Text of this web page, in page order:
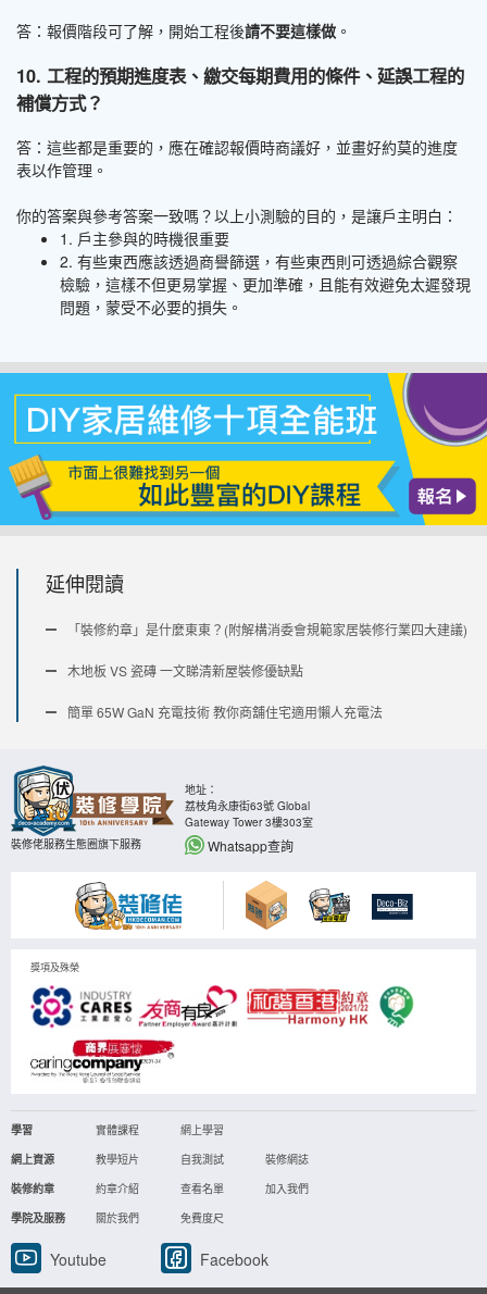
答：報價階段可了解，開始工程後請不要這樣做 。
10. 工程的預期進度表、繳交每期費用的條件、延誤工程的
補償方式？
答：這些都是重要的，應在確認報價時商議好，並畫好約莫的進度
表以作管理。
你的答案與參考答案一致嗎？以上小測驗的目的，是讓戶主明白：
1. 戶主參與的時機很重要
2. 有些東西應該透過商譽篩選，有些東西則可透過綜合觀察
檢驗，這樣不但更易掌握、更加準確，且能有效避免太遲發現
問題，蒙受不必要的損失。
延伸閱讀
「裝修約章」是什麼東東？(附解構消委會規範家居裝修行業四大建議)
木地板 VS 瓷磚 一文睇清新屋裝修優缺點
簡單 65W GaN 充電技術 教你商舖住宅適用懶人充電法
裝修佬服務生態圈旗下服務
地址：
荔枝角永康街63號 Global
Gateway Tower 3樓303室
Whatsapp查詢
獎項及殊榮
學習 實體課程
網上學習
網上資源
教學短片 自我測試
裝修網誌
裝修約章
約章介紹 查看名單
加入我們
學院及服務
關於我們 免費度尺
Youtube Facebook